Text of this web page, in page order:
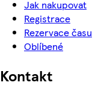
Jak nakupovat
Registrace
Rezervace času
Oblíbené
Kontakt